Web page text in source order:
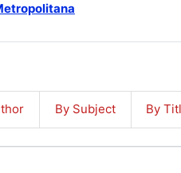
By Subject By